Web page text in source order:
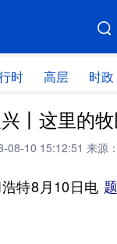
时 高层 时政
网站地图
高层 时
财经 网评
思客智库 全球
丨这里的
08-10 15:12:51 来源
特8月10日电